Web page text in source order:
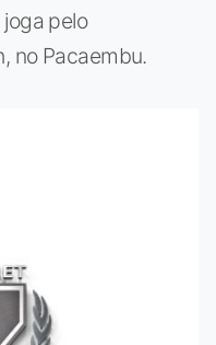
pelo
no Pacaembu.